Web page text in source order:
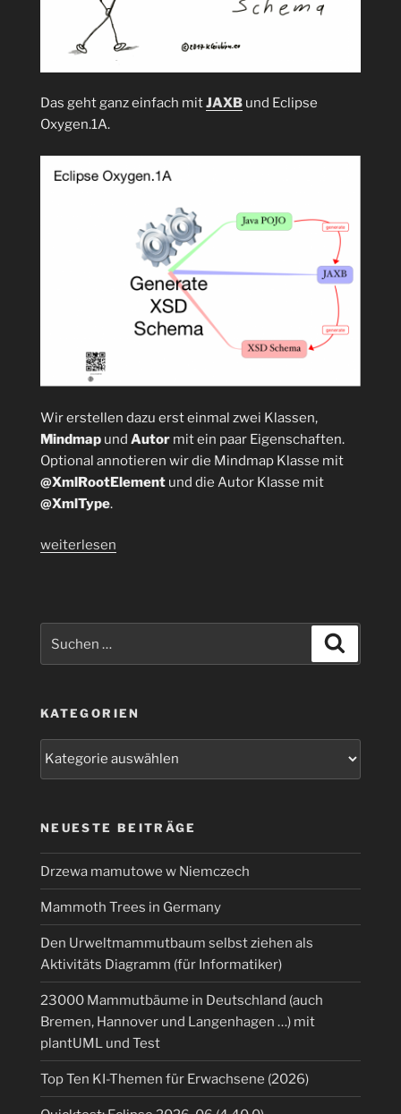
Das geht ganz einfach mitJAXB und Eclipse
Oxygen.1A.
Wir erstellen dazu erst einmal zwei Klassen,
Mindmap und Autor mit ein paar Eigenschaften.
Optional annotieren wir die Mindmap Klasse mit
@XmlRootElement und die Autor Klasse mit
@XmlType.
„Wie
Schema
aus
mit
„Java
Architecture
for
Binding“
werden?“
weiterlesen
nach:
KATEGORIEN
NEUESTE BEITRÄGE
Drzewa mamutowe w Niemczech
Mammoth Trees in Germany
Den Urweltmammutbaum selbst ziehen als
Aktivitäts Diagramm (für Informatiker)
23000 Mammutbäume in Deutschland (auch
Bremen, Hannover und Langenhagen …) mit
plantUML und Test
Top Ten KI-Themen für Erwachsene (2026)